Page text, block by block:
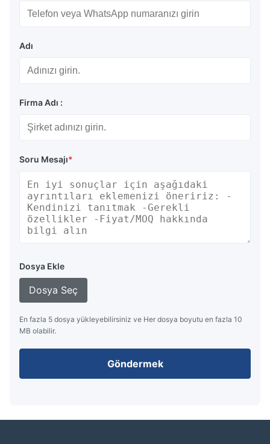
Adı
Firma Adı :
Soru Mesajı*
Dosya Ekle
Dosya Seç
En fazla 5 dosya yükleyebilirsiniz ve Her dosya boyutu en fazla 10
MB olabilir.
Göndermek